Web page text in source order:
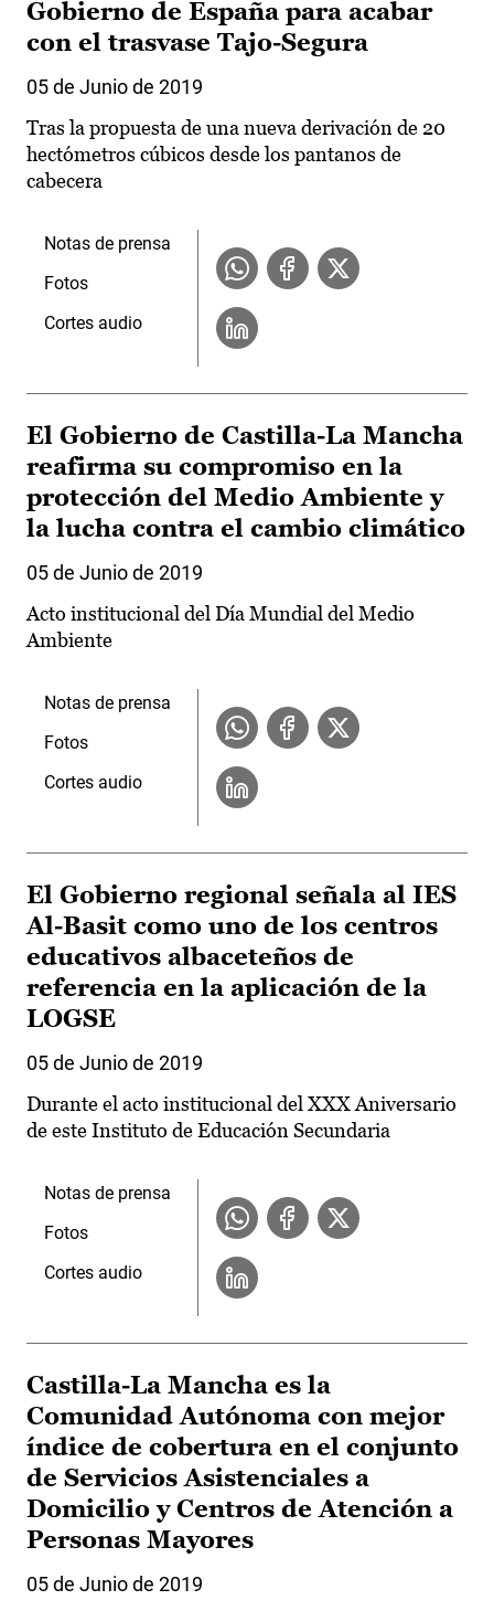
Gobierno de España para acabar
con el trasvase Tajo-Segura
05 de Junio de 2019
Tras la propuesta de una nueva derivación de 20
hectómetros cúbicos desde los pantanos de
cabecera
Notas de prensa
Fotos
Cortes audio
El Gobierno de Castilla-La Mancha
reafirma su compromiso en la
protección del Medio Ambiente y
la lucha contra el cambio climático
05 de Junio de 2019
Acto institucional del Día Mundial del Medio
Ambiente
Notas de prensa
Fotos
Cortes audio
El Gobierno regional señala al IES
Al-Basit como uno de los centros
educativos albaceteños de
referencia en la aplicación de la
LOGSE
05 de Junio de 2019
Durante el acto institucional del XXX Aniversario
de este Instituto de Educación Secundaria
Notas de prensa
Fotos
Cortes audio
Castilla-La Mancha es la
Comunidad Autónoma con mejor
índice de cobertura en el conjunto
de Servicios Asistenciales a
Domicilio y Centros de Atención a
Personas Mayores
05 de Junio de 2019